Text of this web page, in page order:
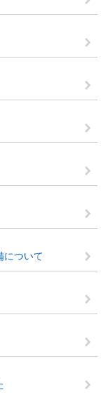
について